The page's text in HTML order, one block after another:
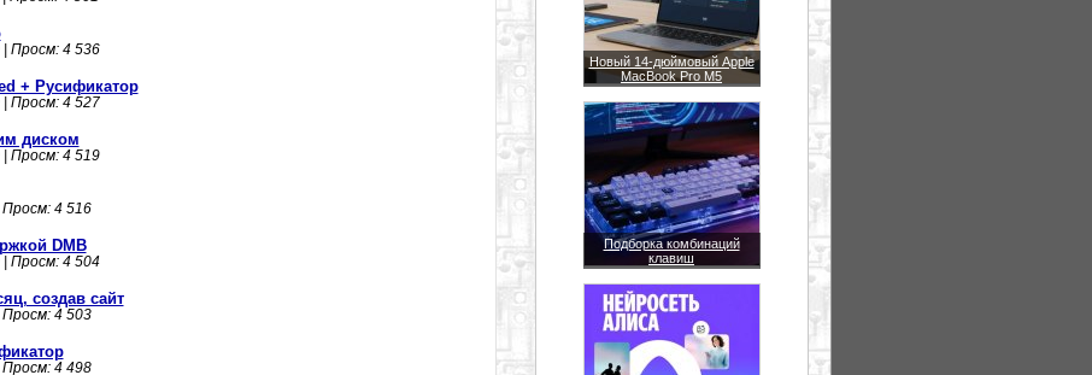
Просм: 4 536
+ Русификатор
Просм: 4 527
диском
Просм: 4 519
4 516
DMB
Просм: 4 504
создав сайт
4 503
4 498
Новый 14-дюймовый Apple
MacBook Pro M5
Подборка комбинаций
клавиш